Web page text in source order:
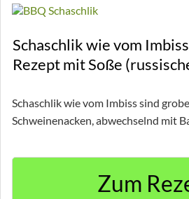
Schaschlik wie vom
Rezept mit Soße
Schaschlik wie vom Imbiss sind
Schweinenacken, abwechselnd mit
Zum